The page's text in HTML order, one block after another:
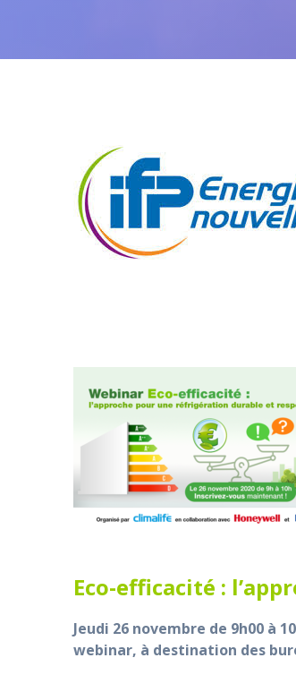
Eco-efficacité :
Jeudi 26 novembre de 9h00 à
webinar, à destination des